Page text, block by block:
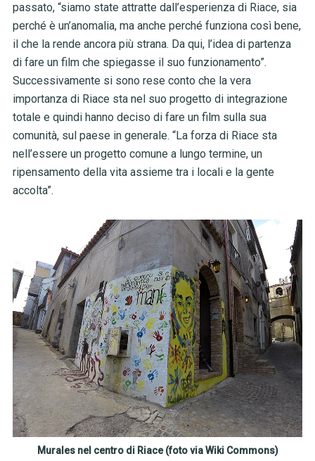
passato, “siamo state attratte dall’esperienza di Riace, sia
perché è un’anomalia, ma anche perché funziona così bene,
il che la rende ancora più strana. Da qui, l’idea di partenza
di fare un film che spiegasse il suo funzionamento”.
Successivamente si sono rese conto che la vera
importanza di Riace sta nel suo progetto di integrazione
totale e quindi hanno deciso di fare un film sulla sua
comunità, sul paese in generale. “La forza di Riace sta
nell’essere un progetto comune a lungo termine, un
ripensamento della vita assieme tra i locali e la gente
accolta”.
Murales nel centro di Riace (foto via Wiki Commons)